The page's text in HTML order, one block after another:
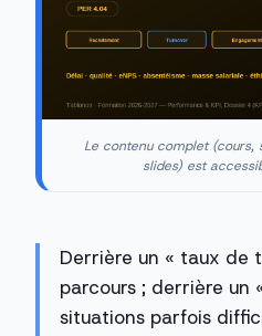
Le contenu complet (cours,
slides) est
Derrière un « taux de
parcours ; derrière un
situations parfois